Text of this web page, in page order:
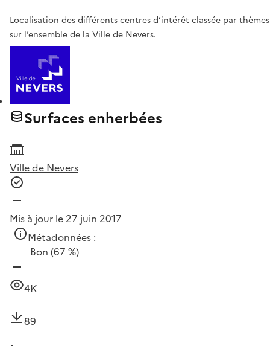
Localisation des différents centres d’intérêt classée par thèmes
sur l’ensemble de la Ville de Nevers.
Surfaces enherbées
Ville de Nevers
Mis à jour le 27 juin 2017
Métadonnées :
Bon (67 %)
4K
89